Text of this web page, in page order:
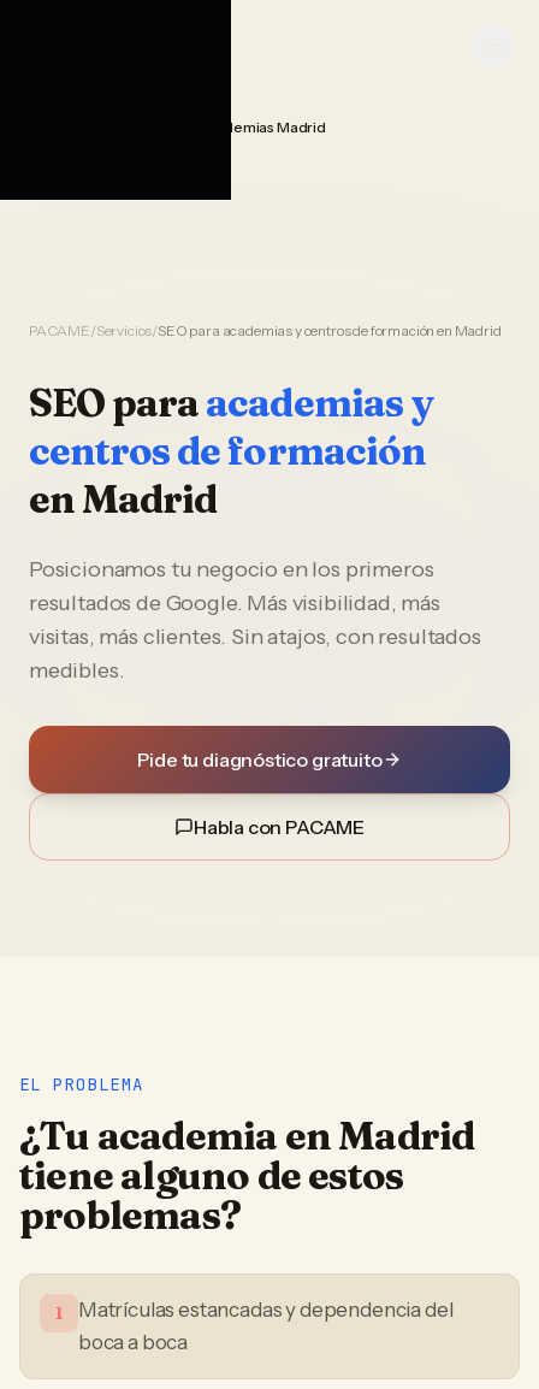
Seo Posicionamiento Academias Madrid
PACAME/Servicios/SEO para academias y centros de formación en Madrid
SEOparaacademias y
centros de formación
enMadrid
Posicionamos tu negocio en los primeros
resultados de Google. Más visibilidad, más
visitas, más clientes. Sin atajos, con resultados
medibles.
Pide tu diagnóstico gratuito
Habla con PACAME
EL PROBLEMA
¿Tu academia enMadrid
tiene alguno de estos
problemas?
1
Matrículas estancadas y dependencia del
boca a boca